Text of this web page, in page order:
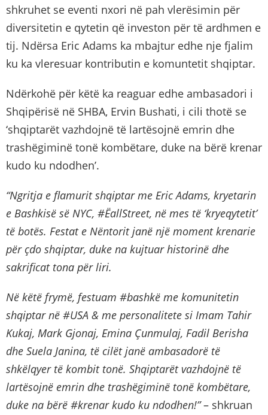
shkruhet se eventi nxori në pah vlerësimin për
diversitetin e qytetin që investon për të ardhmen e
tij. Ndërsa Eric Adams ka mbajtur edhe nje fjalim
ku ka vleresuar kontributin e komuntetit shqiptar.
Ndërkohë për këtë ka reaguar edhe ambasadori i
Shqipërisë në SHBA, Ervin Bushati, i cili thotë se
‘shqiptarët vazhdojnë të lartësojnë emrin dhe
trashëgiminë tonë kombëtare, duke na bërë krenar
kudo ku ndodhen’.
“Ngritja e flamurit shqiptar me Eric Adams, kryetarin
e Bashkisë së NYC, #ËallStreet, në mes të ‘kryeqytetit’
të botës. Festat e Nëntorit janë një moment krenarie
për çdo shqiptar, duke na kujtuar historinë dhe
sakrificat tona për liri.
Në këtë frymë, festuam #bashkë me komunitetin
shqiptar në #USA & me personalitete si Imam Tahir
Kukaj, Mark Gjonaj, Emina Çunmulaj, Fadil Berisha
dhe Suela Janina, të cilët janë ambasadorë të
shkëlqyer të kombit tonë. Shqiptarët vazhdojnë të
lartësojnë emrin dhe trashëgiminë tonë kombëtare,
duke na bërë #krenar kudo ku ndodhen!”– shkruan